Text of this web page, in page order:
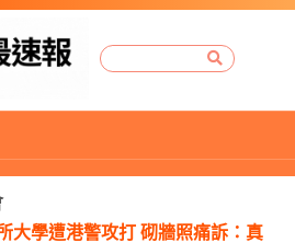
大學遭港警攻打 砌牆照痛訴：真